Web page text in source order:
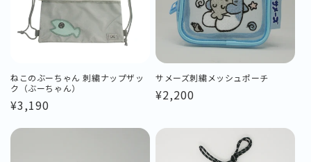
ねこのぶーちゃん 刺繍ナップザッ
ク（ぶーちゃん）
通
価
¥3,190
サメーズ刺繍メッシュポーチ
通
価
¥2,200